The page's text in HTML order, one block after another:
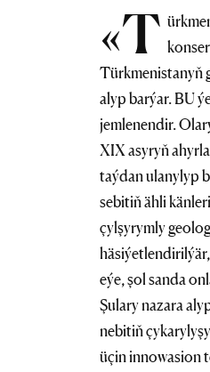
«T
Türkmenistanyň
alyp barýar. BU
jemlenendir.
XIX asyryň
taýdan ulanylyp
sebitiň ähli
çylşyrymly
eýe, şol sanda
Şulary nazara
nebitiň
üçin innowasion